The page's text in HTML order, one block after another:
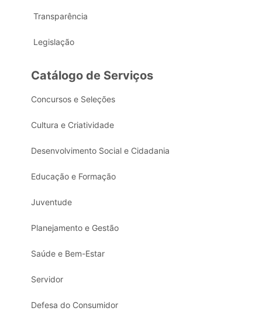
Transparência
Legislação
Catálogo de Serviços
Concursos e Seleções
Cultura e Criatividade
Desenvolvimento Social e Cidadania
Educação e Formação
Juventude
Planejamento e Gestão
Saúde e Bem-Estar
Servidor
Defesa do Consumidor